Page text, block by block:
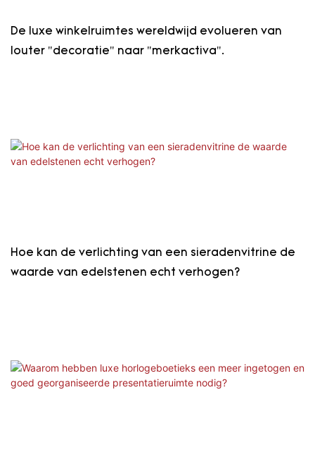
De luxe winkelruimtes wereldwijd evolueren van
louter "decoratie" naar "merkactiva".
Hoe kan de verlichting van een sieradenvitrine de
waarde van edelstenen echt verhogen?